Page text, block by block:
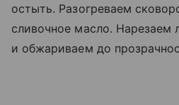
остыть. Разогреваем
сливочное масло. Нарезаем
и обжариваем до